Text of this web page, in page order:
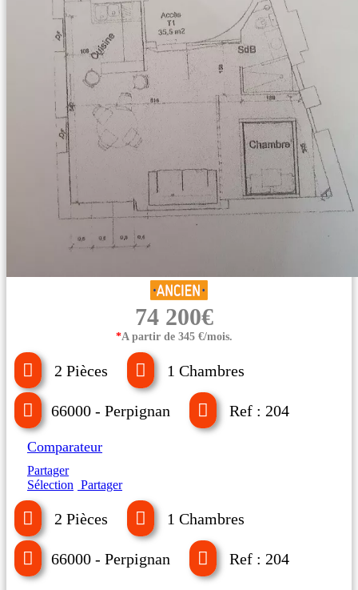
74 200€
*A partir de 345 €/mois.
2 Pièces 1 Chambres
66000 - Perpignan Ref : 204
Comparateur
Partager
Sélection Partager
2 Pièces 1 Chambres
66000 - Perpignan Ref : 204